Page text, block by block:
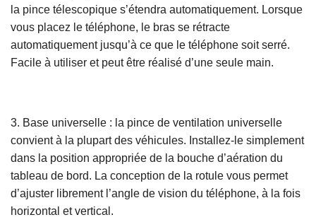
la pince télescopique s’étendra automatiquement. Lorsque
vous placez le téléphone, le bras se rétracte
automatiquement jusqu’à ce que le téléphone soit serré.
Facile à utiliser et peut être réalisé d’une seule main.
3. Base universelle : la pince de ventilation universelle
convient à la plupart des véhicules. Installez-le simplement
dans la position appropriée de la bouche d’aération du
tableau de bord. La conception de la rotule vous permet
d’ajuster librement l’angle de vision du téléphone, à la fois
horizontal et vertical.